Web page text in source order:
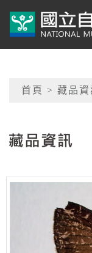
典藏
網頁導覽
首頁 > 藏品資